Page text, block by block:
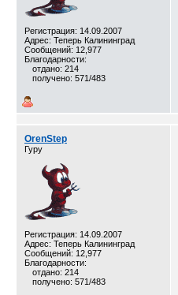
Регистрация: 14.09.2007
Адрес: Теперь Калининград
Сообщений: 12,977
Благодарности:
отдано: 214
получено: 571/483
OrenStep
Гуру
Регистрация: 14.09.2007
Адрес: Теперь Калининград
Сообщений: 12,977
Благодарности:
отдано: 214
получено: 571/483